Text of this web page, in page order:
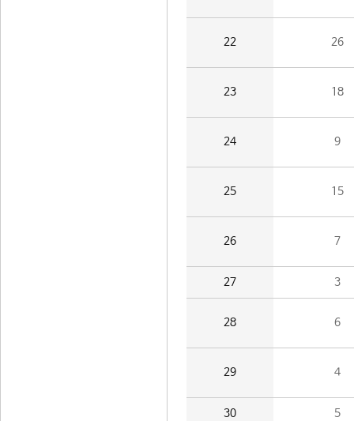
22 26
23 18
24 9
25 15
26 7
27 3
28 6
29 4
30 5